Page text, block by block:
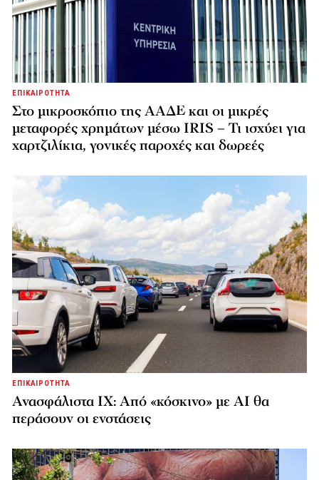
ΕΠΙΚΑΙΡΟΤΗΤΑ
Στο μικροσκόπιο της ΑΑΔΕ και οι μικρές
μεταφορές χρημάτων μέσω IRIS – Τι ισχύει για
χαρτζιλίκια, γονικές παροχές και δωρεές
ΕΠΙΚΑΙΡΟΤΗΤΑ
Ανασφάλιστα ΙΧ: Από «κόσκινο» με AI θα
περάσουν οι ενστάσεις